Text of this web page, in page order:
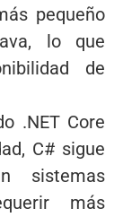
pequeño
lo que
de
.NET Core
C# sigue
sistemas
más